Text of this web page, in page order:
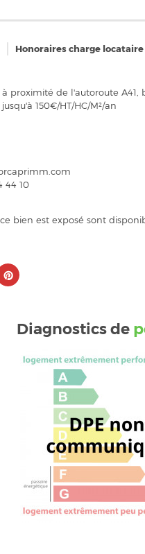
Honoraires charge locataire
proximité de l'autoroute
150€/HT/HC/M²/an
44 10
bien est exposé sont
Diagnostics de